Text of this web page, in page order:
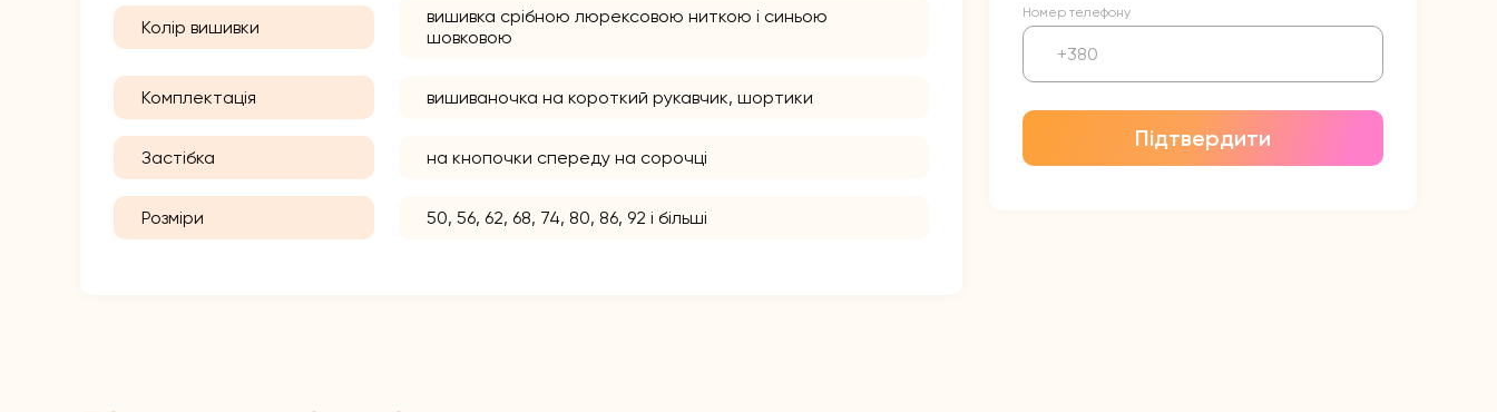
Колір вишивки
вишивка срібною люрексовою ниткою і синьою
шовковою
Комплектація вишиваночка на короткий рукавчик, шортики
Застібка на кнопочки спереду на сорочці
Розміри 50, 56, 62, 68, 74, 80, 86, 92 і більші
Номер телефону
Підтвердити